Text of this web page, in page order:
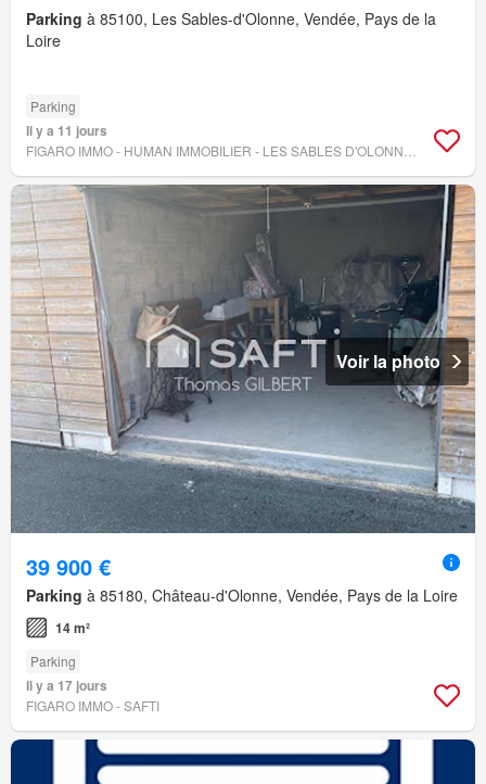
Parking à 85100, Les Sables-d'Olonne, Vendée, Pays de la
Loire
Parking
Il y a 11 jours
Voir la photo
39 900 €
Parking à 85180, Château-d'Olonne, Vendée, Pays de la Loire
14 m²
Parking
Il y a 17 jours
FIGARO IMMO - SAFTI